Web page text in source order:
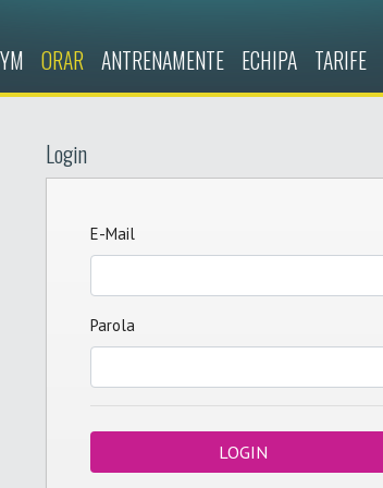
ORAR ANTRENAMENTE ECHIPA TARIFE
Login
E-Mail
Parola
LOGIN